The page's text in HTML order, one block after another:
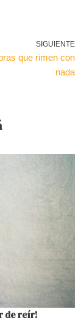
SIGUIENTE
que rimen con
nada
de reír!